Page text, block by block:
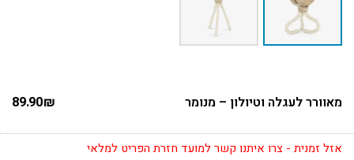
מאוורר לעגלה וטיולון – מנומר 89.90₪
אזל זמנית - צרו איתנו קשר למועד חזרת הפריט למלאי